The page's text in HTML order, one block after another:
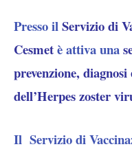
Presso ilServizio di
Cesmetè attiva una
prevenzione,
dell’Herpes zoster
Il Servizio di